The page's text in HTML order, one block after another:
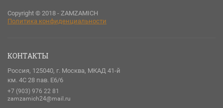
Copyright © 2018 - ZAMZAMICH
Политика конфиденциальности
КОНТАКТЫ
Россия, 125040, г. Москва, МКАД 41-й
км. 4С 28 пав. Е6/6
+7 (903) 976 22 81
zamzamich24@mail.ru